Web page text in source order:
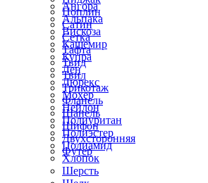
Поплин
Сатин
Сетка
Тафта
Твид
Твил
Трикотаж
Фланель
Шанель
Шифон
Двухсторонняя
Футер
Ангора
Альпака
Вискоза
Кашемир
Купра
Лен
Люрекс
Мохер
Нейлон
Полиуритан
Полиэстер
Полиамид
Хлопок
Шерсть